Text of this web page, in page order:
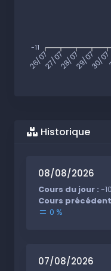
-11
26/0727/0728/0729/0730/
Historique
08/08/2026
Cours du jour : -
Cours
0 %
07/08/2026